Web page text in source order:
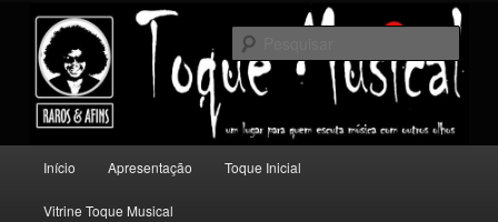
conteúdo
principal
conteúdo
secundário
Toque Musical
Um lugar para quem escuta música com outros olhos.
principal
Início Apresentação Toque Inicial
Vitrine Toque Musical